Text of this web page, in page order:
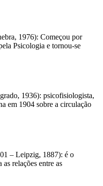
1976): Começou por
Psicologia e tornou-se
1936): psicofisiologista,
em 1904 sobre a circulação
– Leipzig, 1887): é o
relações entre as